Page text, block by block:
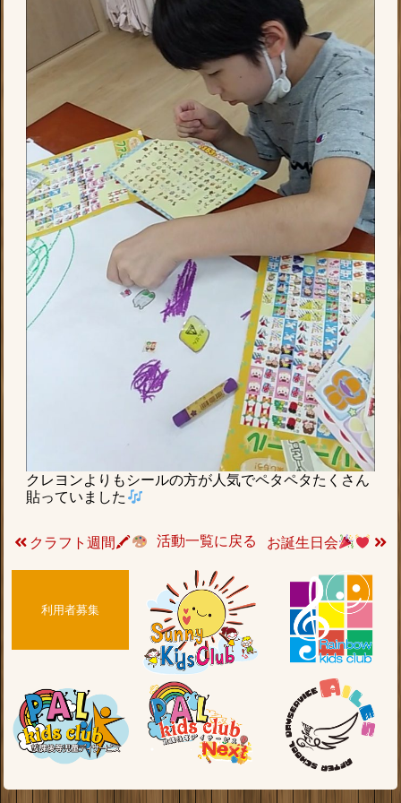
クレヨンよりもシールの方が人気でペタペタたくさん
貼っていました
クラフト週間🖍 活動一覧に戻る お誕生日会
利用者募集